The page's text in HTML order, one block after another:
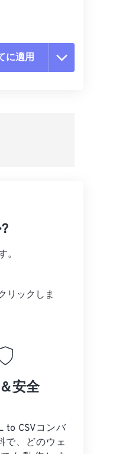
に適用
。
リックしま
安全
to CSVコンバ
で、どのウェ